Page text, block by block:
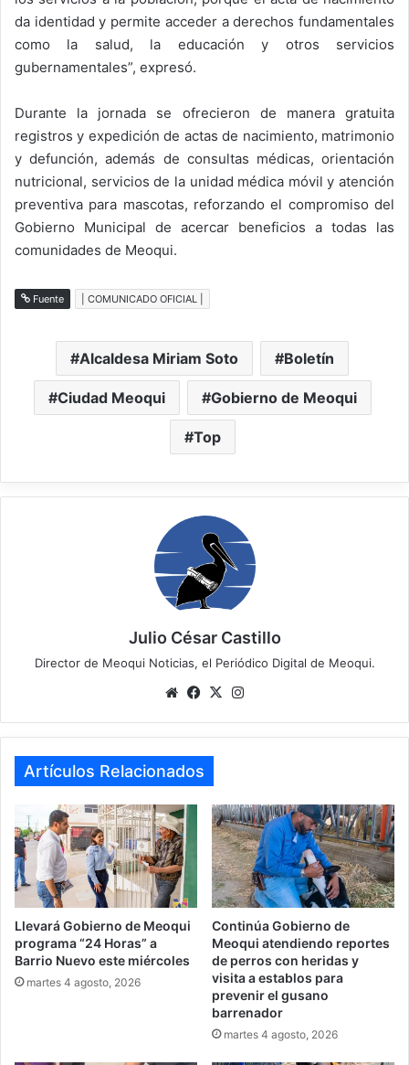
da identidad y permite acceder a derechos fundamentales
como la salud, la educación y otros servicios
gubernamentales”, expresó.
Durante la jornada se ofrecieron de manera gratuita
registros y expedición de actas de nacimiento, matrimonio
y defunción, además de consultas médicas, orientación
nutricional, servicios de la unidad médica móvil y atención
preventiva para mascotas, reforzando el compromiso del
Gobierno Municipal de acercar beneficios a todas las
comunidades de Meoqui.
Fuente | COMUNICADO OFICIAL |
Alcaldesa Miriam Soto Boletín
Ciudad Meoqui Gobierno de Meoqui
Top
Julio César Castillo
Director de Meoqui Noticias, el Periódico Digital de Meoqui.
WebsiteFacebook
X
Artículos Relacionados
Llevará Gobierno de Meoqui
programa “24 Horas” a
Barrio Nuevo este miércoles
martes 4 agosto, 2026
Continúa Gobierno de
Meoqui atendiendo reportes
de perros con heridas y
visita a establos para
prevenir el gusano
barrenador
martes 4 agosto, 2026